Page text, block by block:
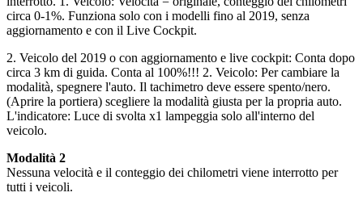
circa 0-1%. Funziona solo con i modelli fino al 2019, senza
aggiornamento e con il Live Cockpit.
2. Veicolo del 2019 o con aggiornamento e live cockpit: Conta dopo
circa 3 km di guida. Conta al 100%!!! 2. Veicolo: Per cambiare la
modalità, spegnere l'auto. Il tachimetro deve essere spento/nero.
(Aprire la portiera) scegliere la modalità giusta per la propria auto.
L'indicatore: Luce di svolta x1 lampeggia solo all'interno del
veicolo.
Modalità 2
Nessuna velocità e il conteggio dei chilometri viene interrotto per
tutti i veicoli.